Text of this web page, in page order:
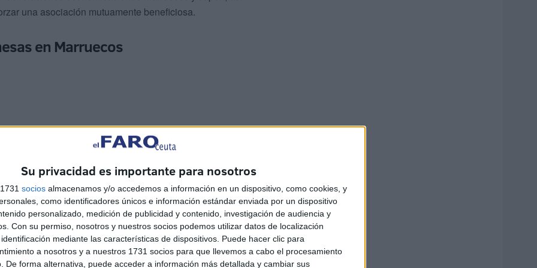
Su privacidad es importante para nosotros
socios almacenamos y/o accedemos a información en un dispositivo, como cookies, y
como identificadores únicos e información estándar enviada por un dispositivo
personalizado, medición de publicidad y contenido, investigación de audiencia y
Con su permiso, nosotros y nuestros socios podemos utilizar datos de localización
mediante las características de dispositivos. Puede hacer clic para
a nosotros y a nuestros 1731 socios para que llevemos a cabo el procesamiento
De forma alternativa, puede acceder a información más detallada y cambiar sus
una asociación mutuamente beneficiosa.
en Marruecos
la Inversión, la Convergencia y la Evaluación de las
encuentro del mundo de los negocios, que reúne a
una gran importancia específicamente para el
que ocupa el tercer lugar en el ranking mundial.
japonesas instaladas en el Reino y que son